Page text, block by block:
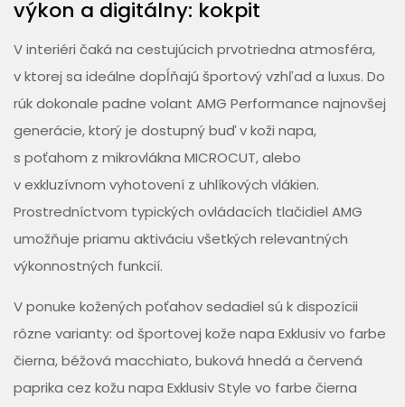
výkon a digitálny: kokpit
V interiéri čaká na cestujúcich prvotriedna atmosféra,
v ktorej sa ideálne dopĺňajú športový vzhľad a luxus. Do
rúk dokonale padne volant AMG Performance najnovšej
generácie, ktorý je dostupný buď v koži napa,
s poťahom z mikrovlákna MICROCUT, alebo
v exkluzívnom vyhotovení z uhlíkových vlákien.
Prostredníctvom typických ovládacích tlačidiel AMG
umožňuje priamu aktiváciu všetkých relevantných
výkonnostných funkcií.
V ponuke kožených poťahov sedadiel sú k dispozícii
rôzne varianty: od športovej kože napa Exklusiv vo farbe
čierna, béžová macchiato, buková hnedá a červená
paprika cez kožu napa Exklusiv Style vo farbe čierna